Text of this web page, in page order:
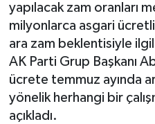
yapılacak zam oranları
milyonlarca asgari ücretli
ara zam beklentisiyle
AK Parti Grup Başkanı
ücrete temmuz ayında
yönelik herhangi bir
açıkladı.
Turizm
E-Gazete
Son Dakika Haberleri
Haber Arşivi